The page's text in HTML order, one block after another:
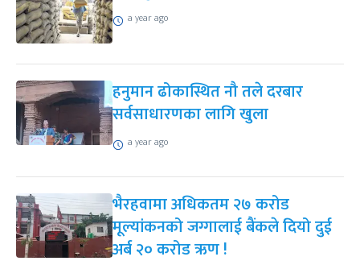
a year ago
हनुमान ढोकास्थित नौ तले दरबार
सर्वसाधारणका लागि खुला
a year ago
भैरहवामा अधिकतम २७ करोड
मूल्यांकनको जग्गालाई बैंकले दियो दुई
अर्ब २० करोड ऋण !